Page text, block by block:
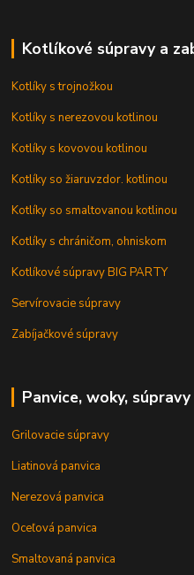
Kotlíkové súpravy a
Kotlíky s trojnožkou
Kotlíky s nerezovou kotlinou
Kotlíky s kovovou kotlinou
Kotlíky so žiaruvzdor. kotlinou
Kotlíky so smaltovanou kotlinou
Kotlíky s chráničom, ohniskom
Kotlíkové súpravy BIG PARTY
Servírovacie súpravy
Zabíjačkové súpravy
Panvice, woky, súpravy
Grilovacie súpravy
Liatinová panvica
Nerezová panvica
Oceľová panvica
Smaltovaná panvica